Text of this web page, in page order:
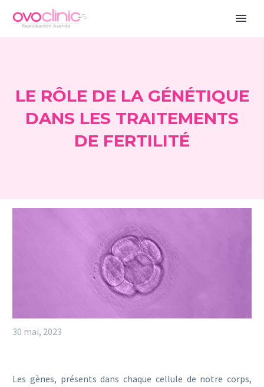
LE RÔLE DE LA GÉNÉTIQUE
DANS LES TRAITEMENTS
DE FERTILITÉ
30 mai, 2023
Les gènes, présents dans chaque cellule de notre corps,